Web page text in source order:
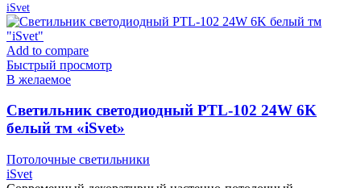
iSvet
Add to compare
Быстрый просмотр
В желаемое
Cветильник светодиодный PTL-102 24W 6K
белый тм «iSvet»
Потолочные светильники
iSvet